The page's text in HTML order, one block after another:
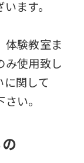
ます。
体験教室ま
み使用致し
関して
い。